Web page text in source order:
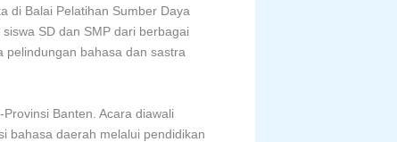
di Balai Pelatihan Sumber Daya
SD dan SMP dari berbagai
pelindungan bahasa dan sastra
Banten. Acara diawali
bahasa daerah melalui pendidikan